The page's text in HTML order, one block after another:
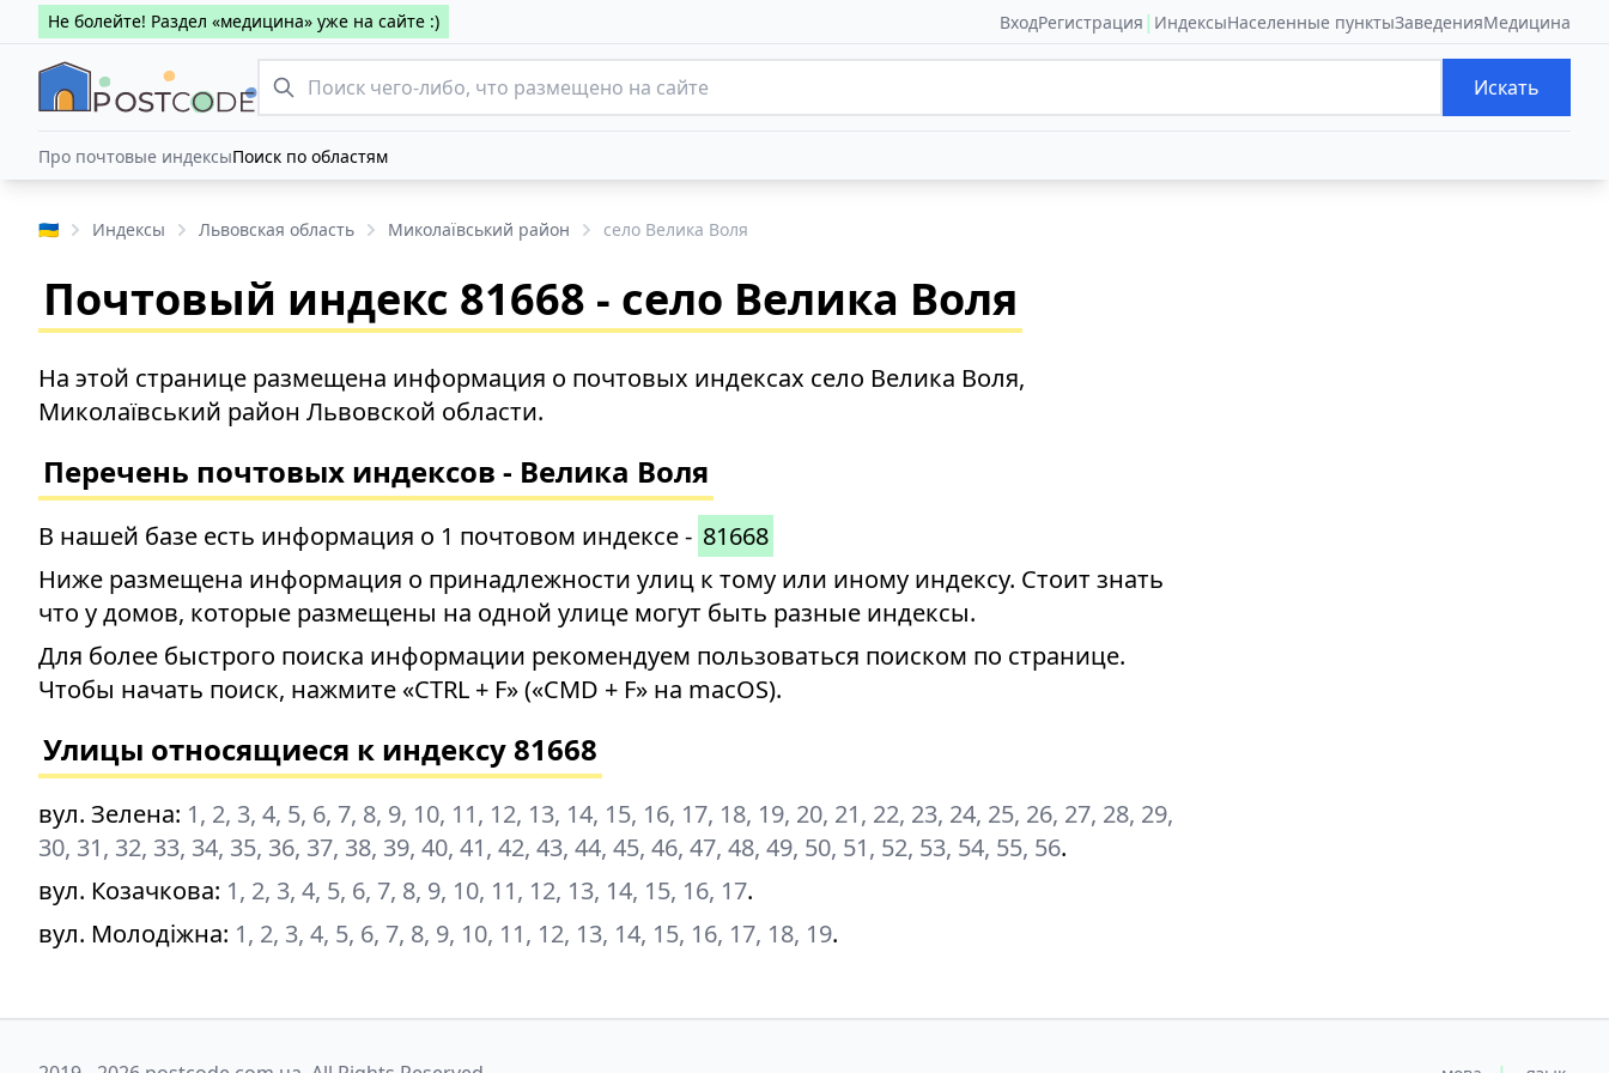
Не болейте! Раздел «медицина» уже на сайте :) ВходРегистрация | ИндексыНаселенные пунктыЗаведенияМедицина
Искать
Про почтовые индексыПоиск по областям
🇺🇦 Индексы Львовская область Миколаївський район село Велика Воля
Почтовый индекс 81668 - село Велика Воля
На этой странице размещена информация о почтовых индексах село Велика Воля,
Миколаївський район Львовской области.
Перечень почтовых индексов - Велика Воля
В нашей базе есть информация о 1 почтовом индексе - 81668
Ниже размещена информация о принадлежности улиц к тому или иному индексу. Стоит знать
что у домов, которые размещены на одной улице могут быть разные индексы.
Для более быстрого поиска информации рекомендуем пользоваться поиском по странице.
Чтобы начать поиск, нажмите «CTRL + F» («CMD + F» на macOS).
Улицы относящиеся к индексу 81668
вул. Зелена: 1, 2, 3, 4, 5, 6, 7, 8, 9, 10, 11, 12, 13, 14, 15, 16, 17, 18, 19, 20, 21, 22, 23, 24, 25, 26, 27, 28, 29,
30, 31, 32, 33, 34, 35, 36, 37, 38, 39, 40, 41, 42, 43, 44, 45, 46, 47, 48, 49, 50, 51, 52, 53, 54, 55, 56.
вул. Козачкова: 1, 2, 3, 4, 5, 6, 7, 8, 9, 10, 11, 12, 13, 14, 15, 16, 17.
вул. Молодіжна: 1, 2, 3, 4, 5, 6, 7, 8, 9, 10, 11, 12, 13, 14, 15, 16, 17, 18, 19.